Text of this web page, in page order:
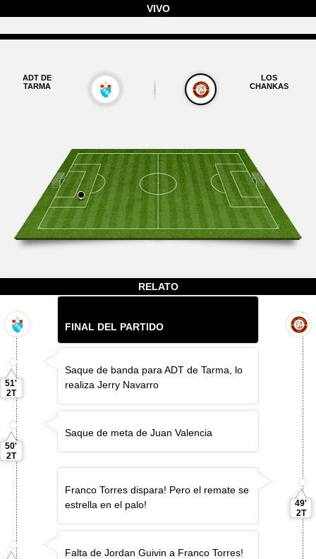
VIVO
ADT DE
TARMA
LOS
CHANKAS
RELATO
FINAL DEL PARTIDO
51'
2T
Saque de banda para ADT de Tarma, lo
realiza Jerry Navarro
50'
2T
Saque de meta de Juan Valencia
Franco Torres dispara! Pero el remate se
estrella en el palo!
49'
2T
Falta de Jordan Guivin a Franco Torres!